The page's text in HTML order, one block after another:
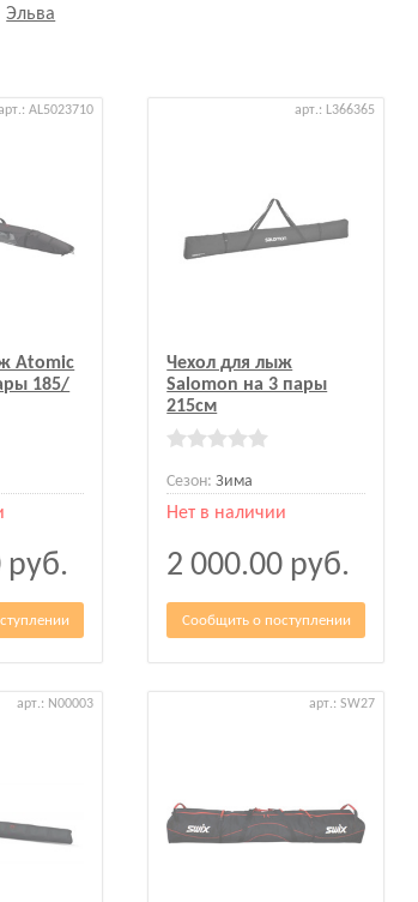
Эльва
AL5023710
Atomic
185/
руб.
арт.: L366365
Чехол для лыж
Salomon на 3 пары
215см
Сезон: Зима
Нет в наличии
2 000.00 руб.
Сообщить о поступлении
арт.: N00003 арт.: SW27